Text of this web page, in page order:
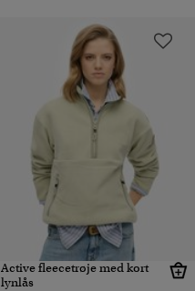
Active fleecetrøje med kort
lynlås